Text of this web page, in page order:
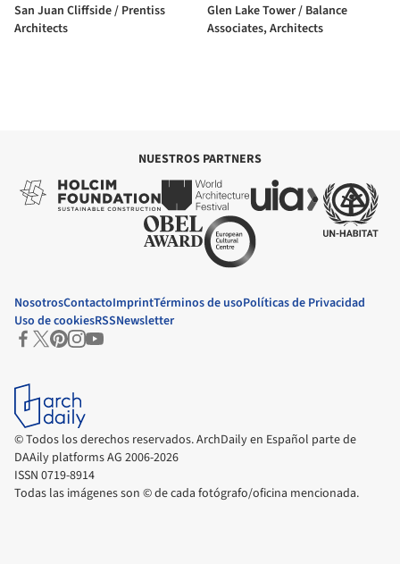
San Juan Cliffside / Prentiss
Architects
Glen Lake Tower / Balance
Associates, Architects